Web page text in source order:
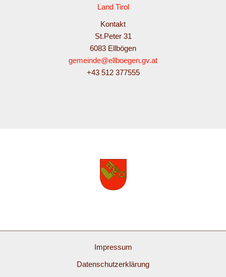
Land Tirol
Kontakt
St.Peter 31
6083 Ellbögen
gemeinde@ellboegen.gv.at
+43 512 377555
Impressum
Datenschutzerklärung